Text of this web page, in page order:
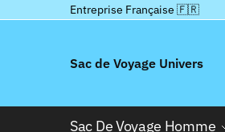
Entreprise Française 🇫🇷
Sac de Voyage Univers
Sac De Voyage Homme